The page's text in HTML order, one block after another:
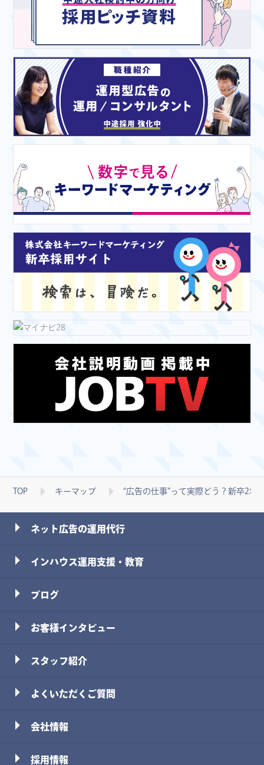
TOP キーマップ “広告の仕事”って実際どう？新卒2
ネット広告の運用代行
インハウス運用支援・教育
ブログ
お客様インタビュー
スタッフ紹介
よくいただくご質問
会社情報
採用情報